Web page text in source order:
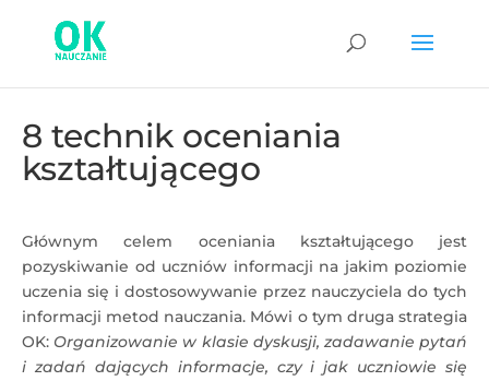
8 technik oceniania
kształtującego
Głównym celem oceniania kształtującego jest
pozyskiwanie od uczniów informacji na jakim poziomie
uczenia się i dostosowywanie przez nauczyciela do tych
informacji metod nauczania. Mówi o tym druga strategia
OK: Organizowanie w klasie dyskusji, zadawanie pytań
i zadań dających informacje, czy i jak uczniowie się